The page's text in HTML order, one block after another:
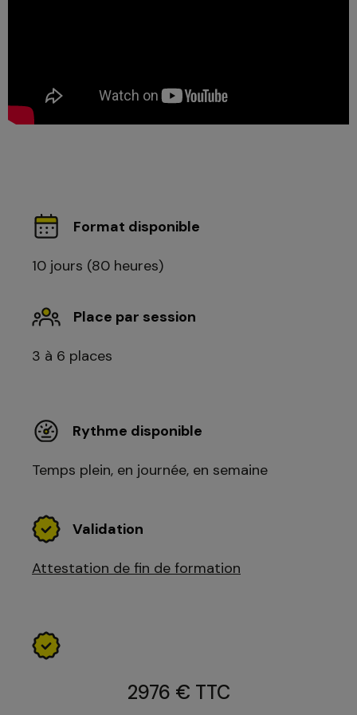
Format disponible
10 jours (80 heures)
Place par session
3 à 6 places
Rythme disponible
Temps plein, en journée, en semaine
Validation
Attestation de fin de formation
2976 € TTC